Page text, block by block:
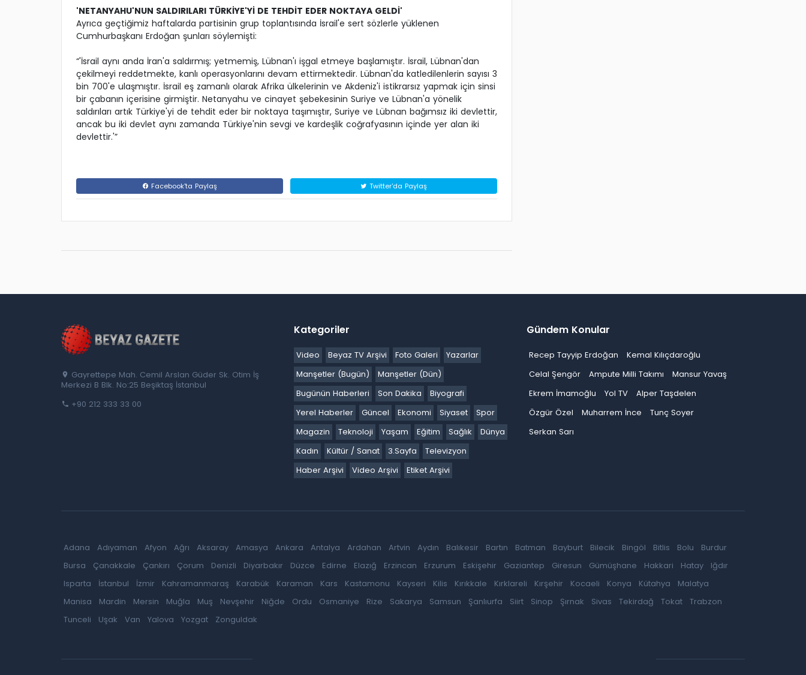
'NETANYAHU'NUN SALDIRILARI TÜRKİYE'Yİ DE TEHDİT EDER NOKTAYA GELDİ'
Ayrıca geçtiğimiz haftalarda partisinin grup toplantısında İsrail'e sert sözlerle yüklenen
Cumhurbaşkanı Erdoğan şunları söylemişti:
“'İsrail aynı anda İran'a saldırmış; yetmemiş, Lübnan'ı işgal etmeye başlamıştır. İsrail, Lübnan'dan
çekilmeyi reddetmekte, kanlı operasyonlarını devam ettirmektedir. Lübnan'da katledilenlerin sayısı 3
bin 700'e ulaşmıştır. İsrail eş zamanlı olarak Afrika ülkelerinin ve Akdeniz'i istikrarsız yapmak için sinsi
bir çabanın içerisine girmiştir. Netanyahu ve cinayet şebekesinin Suriye ve Lübnan'a yönelik
saldırıları artık Türkiye'yi de tehdit eder bir noktaya taşımıştır, Suriye ve Lübnan bağımsız iki devlettir,
ancak bu iki devlet aynı zamanda Türkiye'nin sevgi ve kardeşlik coğrafyasının içinde yer alan iki
devlettir.'”
Facebook'ta Paylaş Twitter'da Paylaş
Gayrettepe Mah. Cemil Arslan Güder Sk. Otim İş
Merkezi B Blk. No:25 Beşiktaş İstanbul
+90 212 333 33 00
Kategoriler
Video Beyaz TV Arşivi Foto Galeri
Yazarlar
Manşetler (Bugün)
Manşetler (Dün)
Bugünün Haberleri
Son Dakika
Biyografi
Yerel Haberler
Güncel Ekonomi Siyaset
Spor
Magazin
Teknoloji Yaşam Eğitim Sağlık
Dünya
Kadın
Kültür / Sanat 3.Sayfa
Televizyon
Haber Arşivi
Video Arşivi Etiket Arşivi
Gündem Konular
Recep Tayyip Erdoğan
Kemal Kılıçdaroğlu
Celal Şengör
Ampute Milli Takımı
Mansur Yavaş
Ekrem İmamoğlu
Yol TV
Alper Taşdelen
Özgür Özel
Muharrem İnce
Tunç Soyer
Serkan Sarı
Adana Adıyaman Afyon Ağrı Aksaray Amasya Ankara Antalya Ardahan Artvin Aydın Balıkesir Bartın Batman Bayburt Bilecik Bingöl Bitlis Bolu
Burdur
Bursa
Çanakkale Çankırı Çorum Denizli Diyarbakır Düzce Edirne Elazığ Erzincan Erzurum Eskişehir Gaziantep Giresun Gümüşhane Hakkari Hatay
Iğdır
Isparta
İstanbul İzmir Kahramanmaraş Karabük Karaman Kars Kastamonu Kayseri Kilis Kırıkkale Kırklareli Kırşehir Kocaeli Konya Kütahya
Malatya
Manisa
Mardin Mersin Muğla Muş Nevşehir Niğde Ordu Osmaniye Rize Sakarya Samsun Şanlıurfa Siirt Sinop Şırnak Sivas Tekirdağ Tokat
Trabzon
Tunceli
Uşak Van Yalova Yozgat Zonguldak